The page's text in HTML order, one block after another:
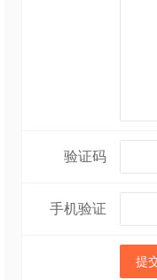
验证码
手机验证
提